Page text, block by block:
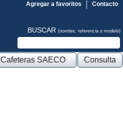
Contacto
Agregar a favoritos
BUSCAR (nombre, referencia o modelo)
Cafeteras SAECO Consulta